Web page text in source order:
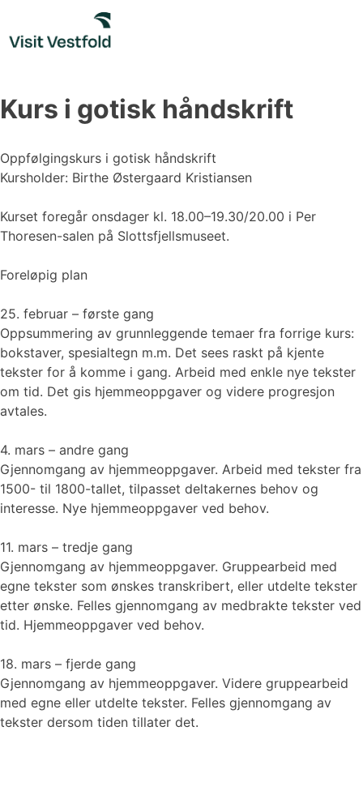
content
Kurs i gotisk håndskrift
Oppfølgingskurs i gotisk håndskrift
Kursholder: Birthe Østergaard Kristiansen
Kurset foregår onsdager kl. 18.00–19.30/20.00 i Per
Thoresen-salen på Slottsfjellsmuseet.
Foreløpig plan
25. februar – første gang
Oppsummering av grunnleggende temaer fra forrige kurs:
bokstaver, spesialtegn m.m. Det sees raskt på kjente
tekster for å komme i gang. Arbeid med enkle nye tekster
om tid. Det gis hjemmeoppgaver og videre progresjon
avtales.
4. mars – andre gang
Gjennomgang av hjemmeoppgaver. Arbeid med tekster fra
1500- til 1800-tallet, tilpasset deltakernes behov og
interesse. Nye hjemmeoppgaver ved behov.
11. mars – tredje gang
Gjennomgang av hjemmeoppgaver. Gruppearbeid med
egne tekster som ønskes transkribert, eller utdelte tekster
etter ønske. Felles gjennomgang av medbrakte tekster ved
tid. Hjemmeoppgaver ved behov.
18. mars – fjerde gang
Gjennomgang av hjemmeoppgaver. Videre gruppearbeid
med egne eller utdelte tekster. Felles gjennomgang av
tekster dersom tiden tillater det.